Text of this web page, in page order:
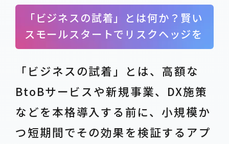
「ビジネスの試着」とは何か？賢い
スモールスタートでリスクヘッジを
「ビジネスの試着」とは、高額な
BtoBサービスや新規事業、DX施策
などを本格導入する前に、小規模か
つ短期間でその効果を検証するアプ